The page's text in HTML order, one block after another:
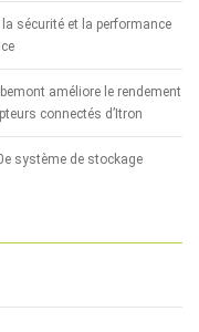
sécurité et la performance
améliore le rendement
connectés d’Itron
système de stockage